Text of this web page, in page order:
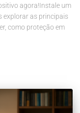
agora!Instale um
explorar as principais
como proteção em